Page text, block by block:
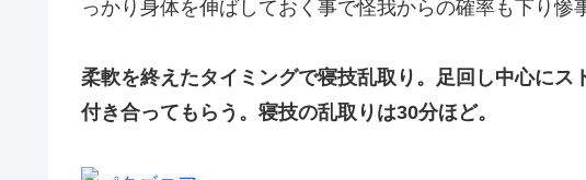
っかり身体を伸ばしておく事で怪我からの確率も下り惨
柔軟を終えたタイミングで寝技乱取り。足回し中心にス
付き合ってもらう。寝技の乱取りは30分ほど。